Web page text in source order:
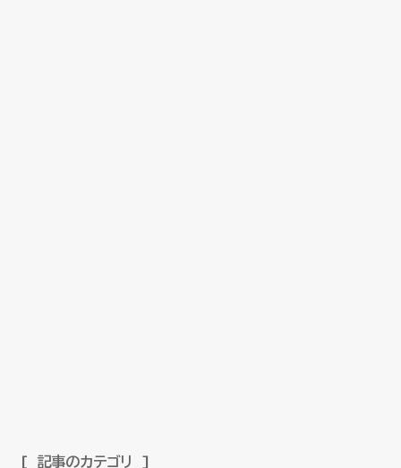
記事のカテゴリ